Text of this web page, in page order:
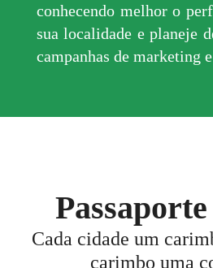
conhecendo melhor o
sua localidade e planeje
campanhas de marketing
Passaporte
Cada cidade um
carimbo uma